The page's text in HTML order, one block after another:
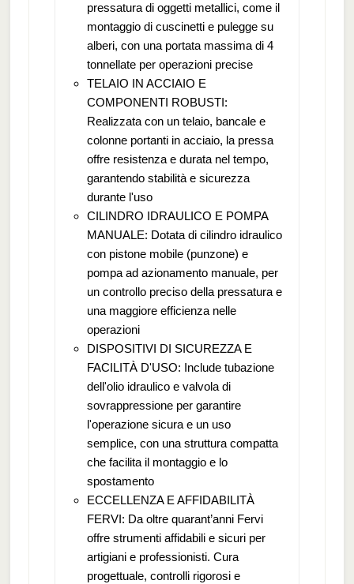
pressatura di oggetti metallici, come il
montaggio di cuscinetti e pulegge su
alberi, con una portata massima di 4
tonnellate per operazioni precise
TELAIO IN ACCIAIO E
COMPONENTI ROBUSTI:
Realizzata con un telaio, bancale e
colonne portanti in acciaio, la pressa
offre resistenza e durata nel tempo,
garantendo stabilità e sicurezza
durante l'uso
CILINDRO IDRAULICO E POMPA
MANUALE: Dotata di cilindro idraulico
con pistone mobile (punzone) e
pompa ad azionamento manuale, per
un controllo preciso della pressatura e
una maggiore efficienza nelle
operazioni
DISPOSITIVI DI SICUREZZA E
FACILITÀ D'USO: Include tubazione
dell'olio idraulico e valvola di
sovrappressione per garantire
l'operazione sicura e un uso
semplice, con una struttura compatta
che facilita il montaggio e lo
spostamento
ECCELLENZA E AFFIDABILITÀ
FERVI: Da oltre quarant’anni Fervi
offre strumenti affidabili e sicuri per
artigiani e professionisti. Cura
progettuale, controlli rigorosi e